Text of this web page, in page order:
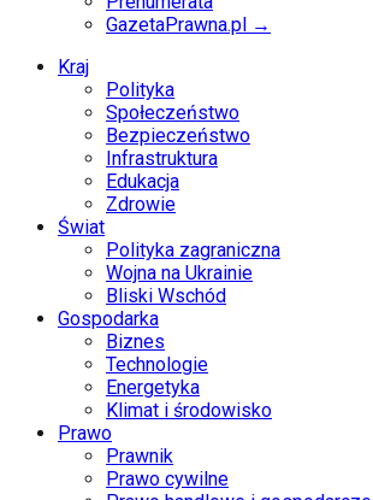
GazetaPrawna.pl →
Kraj
Polityka
Społeczeństwo
Bezpieczeństwo
Infrastruktura
Edukacja
Zdrowie
Świat
Polityka zagraniczna
Wojna na Ukrainie
Bliski Wschód
Gospodarka
Biznes
Technologie
Energetyka
Klimat i środowisko
Prawo
Prawnik
Prawo cywilne